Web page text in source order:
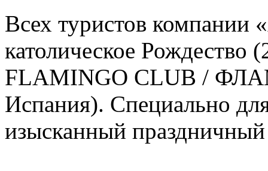
Всех туристов компании
католическое Рождество
FLAMINGO CLUB /
Испания). Специально
изысканный